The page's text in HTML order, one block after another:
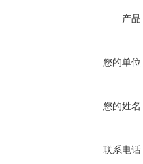
产品
您的单位
您的姓名
联系电话